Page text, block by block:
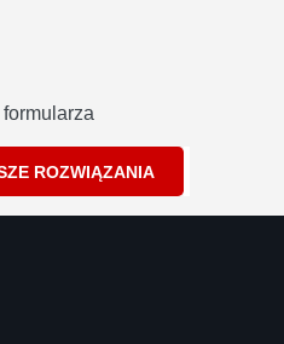
formularza
ROZWIĄZANIA